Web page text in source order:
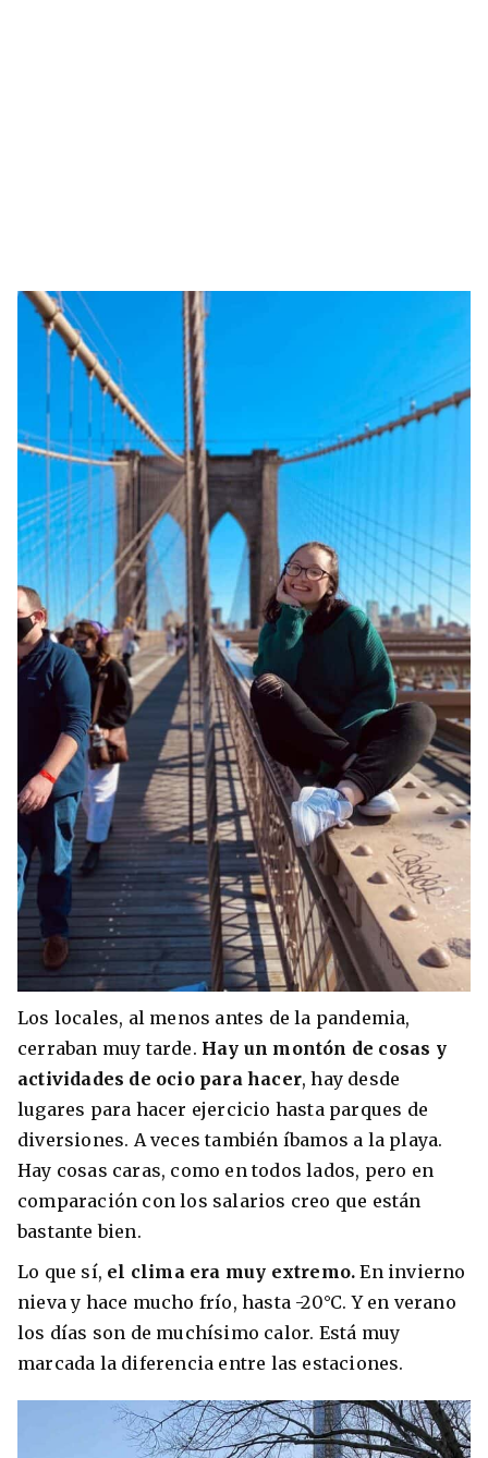
Los locales, al menos antes de la pandemia,
cerraban muy tarde. Hay un montón de cosas y
actividades de ocio para hacer, hay desde
lugares para hacer ejercicio hasta parques de
diversiones. A veces también íbamos a la playa.
Hay cosas caras, como en todos lados, pero en
comparación con los salarios creo que están
bastante bien.
Lo que sí, el clima era muy extremo. En invierno
nieva y hace mucho frío, hasta -20°C. Y en verano
los días son de muchísimo calor. Está muy
marcada la diferencia entre las estaciones.